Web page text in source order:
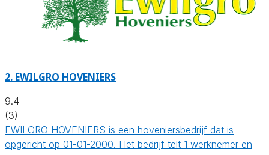
2. EWILGRO HOVENIERS
9.4
(3)
EWILGRO HOVENIERS is een hoveniersbedrijf dat is
opgericht op 01-01-2000. Het bedrijf telt 1 werknemer en